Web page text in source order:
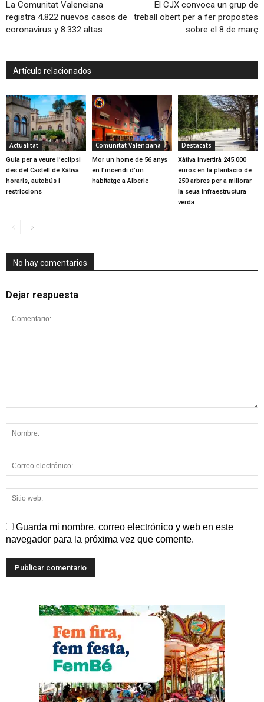
La Comunitat Valenciana
registra 4.822 nuevos casos de
coronavirus y 8.332 altas
El CJX convoca un grup de
treball obert per a fer propostes
sobre el 8 de març
Artículo relacionados
Actualitat
Guia per a veure l’eclipsi
des del Castell de Xàtiva:
horaris, autobús i
restriccions
Comunitat Valenciana
Mor un home de 56 anys
en l’incendi d’un
habitatge a Alberic
Destacats
Xàtiva invertirà 245.000
euros en la plantació de
250 arbres per a millorar
la seua infraestructura
verda
No hay comentarios
Dejar respuesta
Guarda mi nombre, correo electrónico y web en este
navegador para la próxima vez que comente.